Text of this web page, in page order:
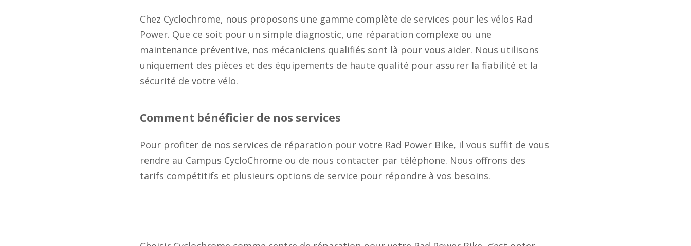
Chez Cyclochrome, nous proposons une gamme complète de services pour les vélos Rad
Power. Que ce soit pour un simple diagnostic, une réparation complexe ou une
maintenance préventive, nos mécaniciens qualifiés sont là pour vous aider. Nous utilisons
uniquement des pièces et des équipements de haute qualité pour assurer la fiabilité et la
sécurité de votre vélo.
Comment bénéficier de nos services
Pour profiter de nos services de réparation pour votre Rad Power Bike, il vous suffit de vous
rendre au Campus CycloChrome ou de nous contacter par téléphone. Nous offrons des
tarifs compétitifs et plusieurs options de service pour répondre à vos besoins.